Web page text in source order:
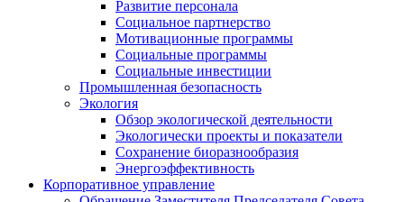
Развитие персонала
Социальное партнерство
Мотивационные программы
Социальные программы
Социальные инвестиции
Промышленная безопасность
Экология
Обзор экологической деятельности
Экологически проекты и показатели
Сохранение биоразнообразия
Энергоэффективность
Корпоративное управление